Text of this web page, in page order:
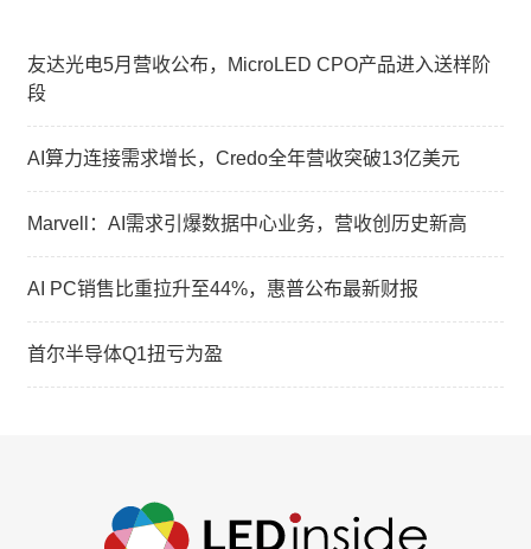
友达光电5月营收公布，MicroLED CPO产品进入送样阶
段
AI算力连接需求增长，Credo全年营收突破13亿美元
Marvell：AI需求引爆数据中心业务，营收创历史新高
AI PC销售比重拉升至44%，惠普公布最新财报
首尔半导体Q1扭亏为盈